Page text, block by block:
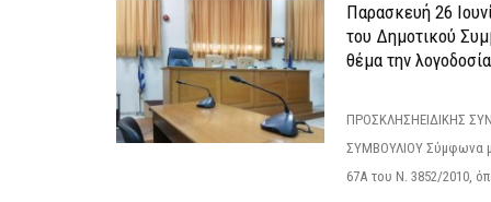
Παρασκευή 26
του Δημοτικού
θέμα την
ΠΡΟΣΚΛΗΣΗΕΙΔΙΚΗΣ
ΣΥΜΒΟΥΛΙΟΥ Σύμφωνα
67Α του Ν. 3852/2010,